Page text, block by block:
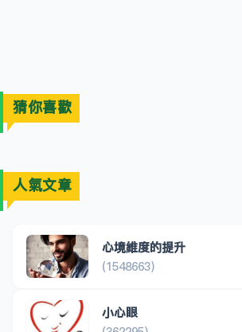
猜你喜歡
人氣文章
心境維度的提升
(1548663)
小心眼